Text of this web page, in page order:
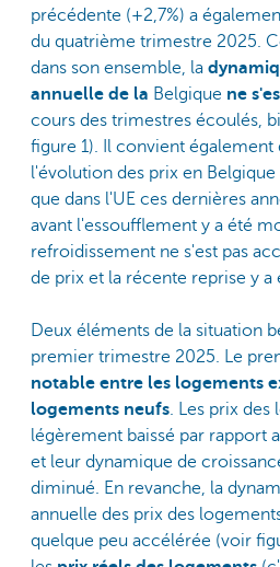
précédente (+2,7%) a
du quatrième trimestre 2025.
dans son ensemble, la
annuelle de la Belgique ne
cours des trimestres écoulés,
figure 1). Il convient également
l'évolution des prix en
que dans l'UE ces dernières
avant l'essoufflement y a été
refroidissement ne s'est pas
de prix et la récente reprise y
Deux éléments de la situation
premier trimestre 2025. Le
notable entre les logements
logements neufs. Les prix des
légèrement baissé par rapport
et leur dynamique de
diminué. En revanche, la
annuelle des prix des
quelque peu accélérée (voir